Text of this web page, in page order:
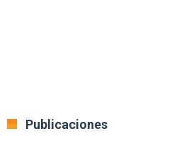
Publicaciones